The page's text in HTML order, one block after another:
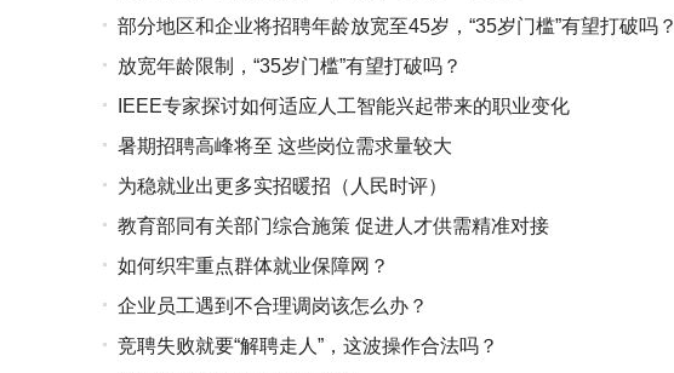
部分地区和企业将招聘年龄放宽至45岁，“35岁门槛”有望打破吗？
放宽年龄限制，“35岁门槛”有望打破吗？
IEEE专家探讨如何适应人工智能兴起带来的职业变化
暑期招聘高峰将至 这些岗位需求量较大
为稳就业出更多实招暖招（人民时评）
教育部同有关部门综合施策 促进人才供需精准对接
如何织牢重点群体就业保障网？
企业员工遇到不合理调岗该怎么办？
竞聘失败就要“解聘走人”，这波操作合法吗？